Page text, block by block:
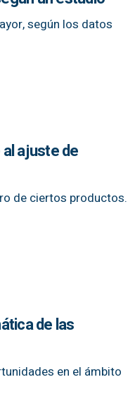
según los datos
ajuste de
de ciertos productos.
de las
en el ámbito